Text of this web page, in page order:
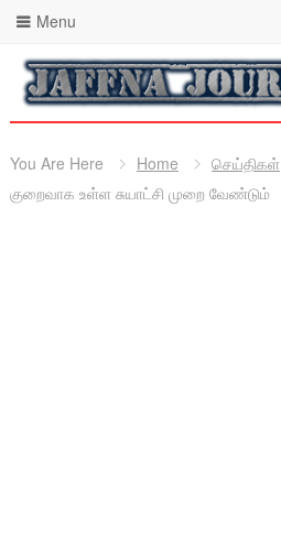
Menu
You Are Here Home செய்திகள்
குறைவாக உள்ள சுயாட்சி முறை வேண்டும்